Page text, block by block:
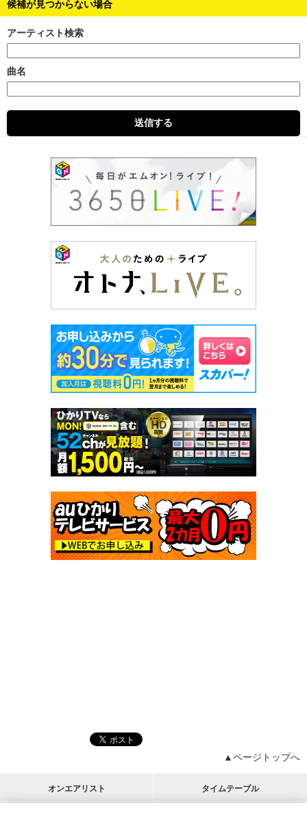
候補が見つからない場合
アーティスト検索
曲名
▲ページトップへ
オンエアリスト タイムテーブル